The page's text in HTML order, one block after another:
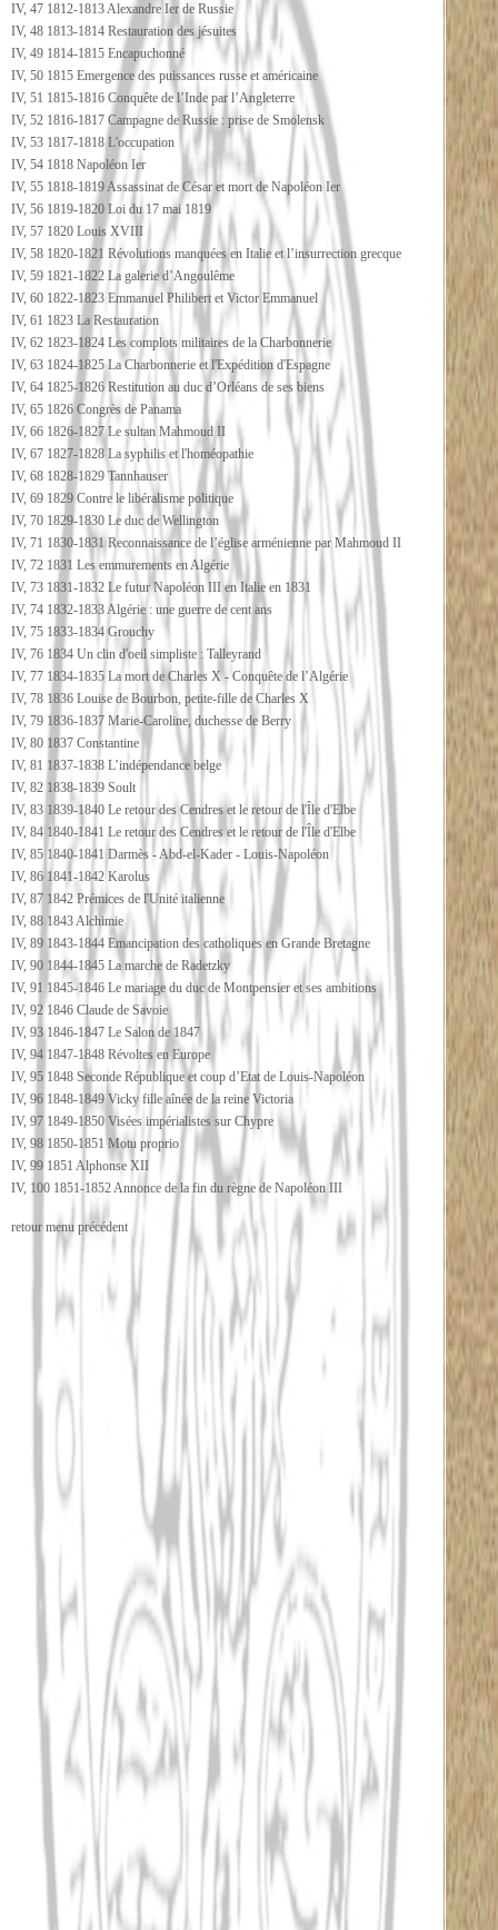
IV, 47 1812-1813 Alexandre Ier de Russie
IV, 48 1813-1814 Restauration des jésuites
IV, 49 1814-1815 Encapuchonné
IV, 50 1815 Emergence des puissances russe et américaine
IV, 51 1815-1816 Conquête de l’Inde par l’Angleterre
IV, 52 1816-1817 Campagne de Russie : prise de Smolensk
IV, 53 1817-1818 L'occupation
IV, 54 1818 Napoléon Ier
IV, 55 1818-1819 Assassinat de César et mort de Napoléon Ier
IV, 56 1819-1820 Loi du 17 mai 1819
IV, 57 1820 Louis XVIII
IV, 58 1820-1821 Révolutions manquées en Italie et l’insurrection grecque
IV, 59 1821-1822 La galerie d’Angoulême
IV, 60 1822-1823 Emmanuel Philibert et Victor Emmanuel
IV, 61 1823 La Restauration
IV, 62 1823-1824 Les complots militaires de la Charbonnerie
IV, 63 1824-1825 La Charbonnerie et l'Expédition d'Espagne
IV, 64 1825-1826 Restitution au duc d’Orléans de ses biens
IV, 65 1826 Congrès de Panama
IV, 66 1826-1827 Le sultan Mahmoud II
IV, 67 1827-1828 La syphilis et l'homéopathie
IV, 68 1828-1829 Tannhauser
IV, 69 1829 Contre le libéralisme politique
IV, 70 1829-1830 Le duc de Wellington
IV, 71 1830-1831 Reconnaissance de l’église arménienne par Mahmoud II
IV, 72 1831 Les emmurements en Algérie
IV, 73 1831-1832 Le futur Napoléon III en Italie en 1831
IV, 74 1832-1833 Algérie : une guerre de cent ans
IV, 75 1833-1834 Grouchy
IV, 76 1834 Un clin d'oeil simpliste : Talleyrand
IV, 77 1834-1835 La mort de Charles X - Conquête de l’Algérie
IV, 78 1836 Louise de Bourbon, petite-fille de Charles X
IV, 79 1836-1837 Marie-Caroline, duchesse de Berry
IV, 80 1837 Constantine
IV, 81 1837-1838 L’indépendance belge
IV, 82 1838-1839 Soult
IV, 83 1839-1840 Le retour des Cendres et le retour de l'Île d'Elbe
IV, 84 1840-1841 Le retour des Cendres et le retour de l'Île d'Elbe
IV, 85 1840-1841 Darmès - Abd-el-Kader - Louis-Napoléon
IV, 86 1841-1842 Karolus
IV, 87 1842 Prémices de l'Unité italienne
IV, 88 1843 Alchimie
IV, 89 1843-1844 Emancipation des catholiques en Grande Bretagne
IV, 90 1844-1845 La marche de Radetzky
IV, 91 1845-1846 Le mariage du duc de Montpensier et ses ambitions
IV, 92 1846 Claude de Savoie
IV, 93 1846-1847 Le Salon de 1847
IV, 94 1847-1848 Révoltes en Europe
IV, 95 1848 Seconde République et coup d’Etat de Louis-Napoléon
IV, 96 1848-1849 Vicky fille aînée de la reine Victoria
IV, 97 1849-1850 Visées impérialistes sur Chypre
IV, 98 1850-1851 Motu proprio
IV, 99 1851 Alphonse XII
IV, 100 1851-1852 Annonce de la fin du règne de Napoléon III
retour menu précédent